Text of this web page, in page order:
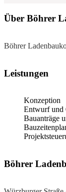
Über Böhrer
Böhrer
Leistungen
Konzeption
Entwurf und
Bauanträge
Böhrer